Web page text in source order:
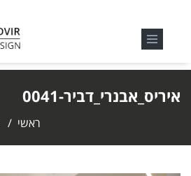
איריס_אבנרי_דביר-0041
ראשי /